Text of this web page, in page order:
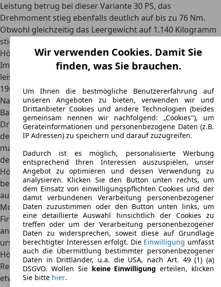
Leistung betrug bei dieser Variante 30 PS, das
Drehmoment stieg ebenfalls deutlich auf bis zu 76 Nm.
Obwohl gleichzeitig das Leergewicht auf 1.140 Kilogramm
stieg, reichte dieser Motor bereits für eine
Höchstgeschwindigkeit von 90 km/h.
Im Laufe der Zeit kamen immer wieder neue,
leistungsgesteigerte Varianten auf den Markt, doch erst
1965, zwei Jahre vor Produktionsende bzw. Einführung des
Nachfolgers, wurde der bis heute stärkste Motor dieser
Baureihe vorgestellt. Bis zu44 PS und maximal 102 Nm
Drehmomentstellten vor allem im direkten Vergleich zu
den Vorgängerversionen eine enorme Steigerung dar. Dies
machte sich auch in den Fahrleistungen bemerkbar, denn
der VW T1 erreichte nun unter anderem eine
Höchstgeschwindigkeit von 110 km/h. Der Verbrauch lag
bei allen Motorisierungen zwischen neun und zehn Litern
auf 100 Kilometer.
Moderne Elektro-Umbauten:Seit 2020 bieten spezialisierte
Firmen wie eClassics offizielle Elektro-Umbauten für den T1
an. Diese83-PS-Elektromotorenverdreifachen die
ursprüngliche Leistung und ermöglichen
Höchstgeschwindigkeiten von bis zu 130 km/h bei einer
Reichweite von über 200 Kilometern. Der Umbau kostet ab
etwa 65.000 Euro und nutzt Original-VW-Komponenten aus
Wir verwenden Cookies. Damit Sie
finden, was Sie brauchen.
Um Ihnen die bestmögliche Benutzererfahrung auf
unseren Angeboten zu bieten, verwenden wir und
Drittanbieter Cookies und andere Technologien (beides
gemeinsam nennen wir nachfolgend: „Cookies"), um
Geräteinformationen und personenbezogene Daten (z.B.
IP Adressen) zu speichern und darauf zuzugreifen.
Dadurch ist es möglich, personalisierte Werbung
entsprechend Ihren Interessen auszuspielen, unser
Angebot zu optimieren und dessen Verwendung zu
analysieren. Klicken Sie den Button unten rechts, um
dem Einsatz von einwilligungspflichten Cookies und der
damit verbundenen Verarbeitung personenbezogener
Daten zuzustimmen oder den Button unten links, um
eine detaillierte Auswahl hinsichtlich der Cookies zu
treffen oder um der Verarbeitung personenbezogener
Daten zu widersprechen, soweit diese auf Grundlage
berechtigter Interessen erfolgt. Die Einwilligung umfasst
auch die Übermittlung bestimmter personenbezogener
Daten in Drittländer, u.a. die USA, nach Art. 49 (1) (a)
DSGVO. Wollen Sie keine Einwilligung erteilen, klicken
Sie bitte hier.